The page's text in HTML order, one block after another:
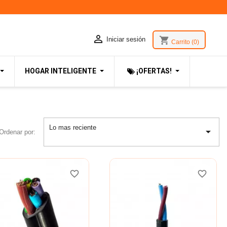
 Iniciar sesión shopping_cart Carrito (0)
HOGAR INTELIGENTE ¡OFERTAS!
por:
Lo mas reciente 
favorite_border
favorite_border
favorite_border favorite_border
favorite_border
favorite_border